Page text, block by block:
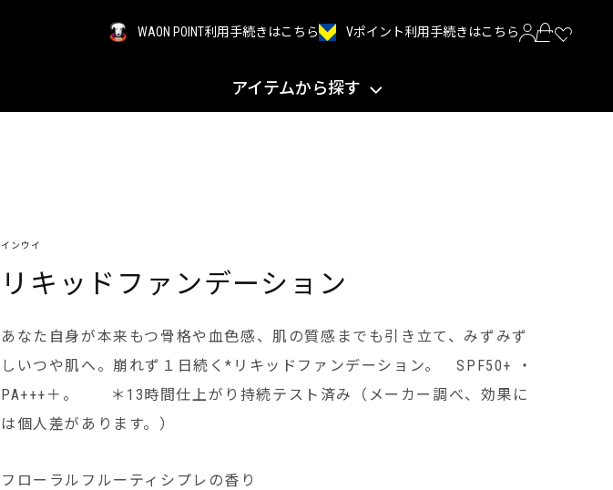
WAON POINT利用手続きはこちら Vポイント利用手続きはこちら
アイテムから探す
インウイ
リキッドファンデーション
あなた自身が本来もつ骨格や血色感、肌の質感までも引き立て、みずみず
しいつや肌へ。崩れず１日続く*リキッドファンデーション。 SPF50+ ・
PA+++＋。 ＊13時間仕上がり持続テスト済み（メーカー調べ、効果に
は個人差があります。）
フローラルフルーティシプレの香り